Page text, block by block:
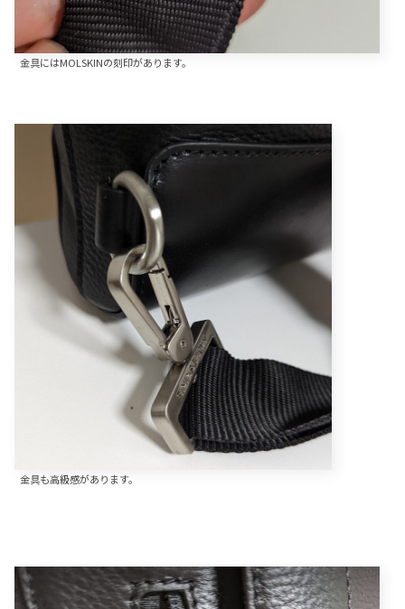
金具にはMOLSKINの刻印があります。
金具も高級感があります。